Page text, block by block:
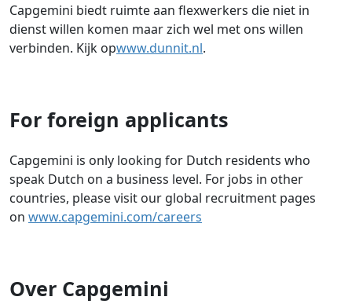
Capgemini biedt ruimte aan flexwerkers die niet in
dienst willen komen maar zich wel met ons willen
verbinden. Kijk opwww.dunnit.nl.
For foreign applicants
Capgemini is only looking for Dutch residents who
speak Dutch on a business level. For jobs in other
countries, please visit our global recruitment pages
on www.capgemini.com/careers
Over Capgemini